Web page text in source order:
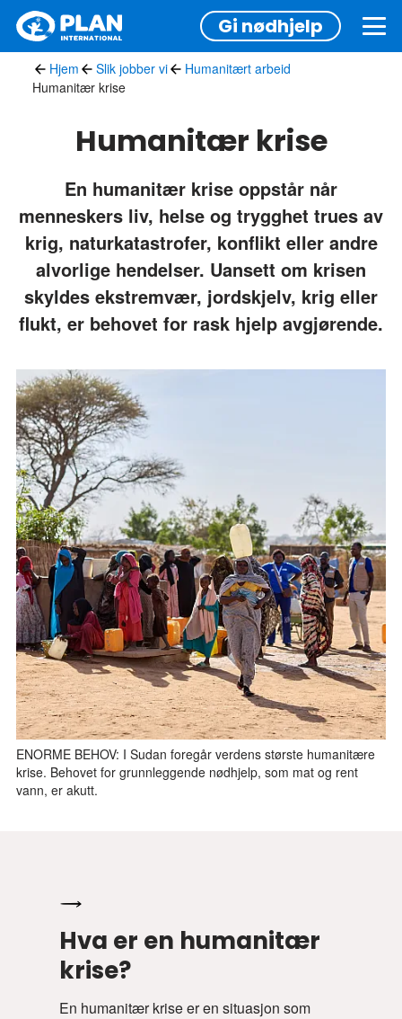
Hopp
hovedinnhold
Gi nødhjelp
Hjem Slik jobber vi
Humanitært arbeid
Humanitær krise
Humanitær krise
En humanitær krise oppstår når
menneskers liv, helse og trygghet trues av
krig, naturkatastrofer, konflikt eller andre
alvorlige hendelser. Uansett om krisen
skyldes ekstremvær, jordskjelv, krig eller
flukt, er behovet for rask hjelp avgjørende.
ENORME BEHOV: I Sudan foregår verdens største humanitære
krise. Behovet for grunnleggende nødhjelp, som mat og rent
vann, er akutt.
Hva er en humanitær
krise?
En humanitær krise er en situasjon som